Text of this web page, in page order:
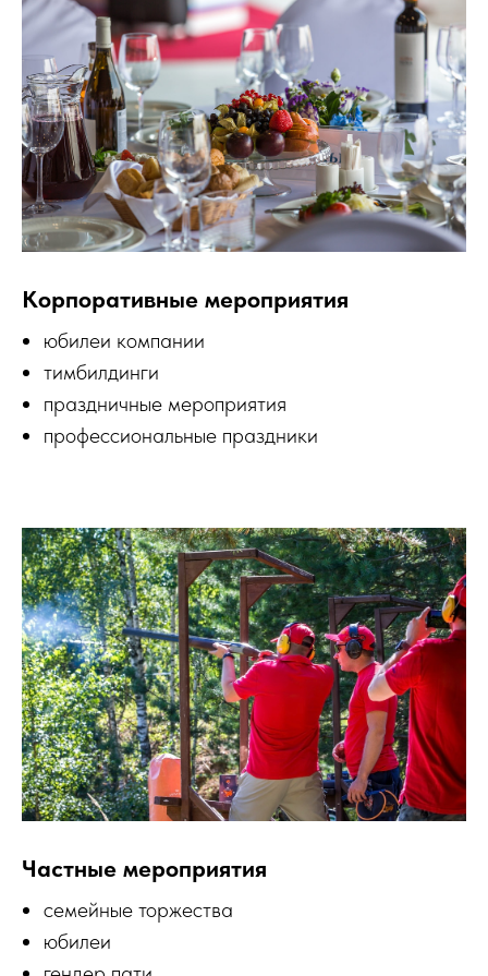
Корпоративные мероприятия
юбилеи компании
тимбилдинги
праздничные мероприятия
профессиональные праздники
Частные мероприятия
семейные торжества
юбилеи